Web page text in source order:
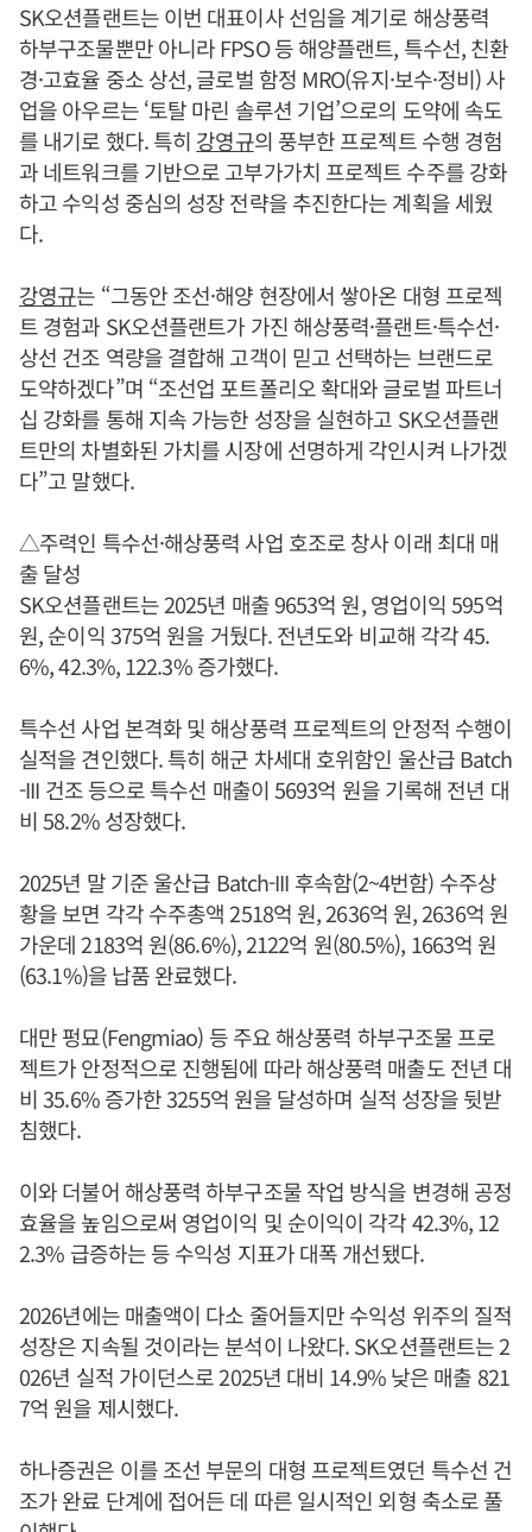
SK오션플랜트는 이번 대표이사 선임을 계기로 해상풍력
하부구조물뿐만 아니라 FPSO 등 해양플랜트, 특수선, 친환
경·고효율 중소 상선, 글로벌 함정 MRO(유지·보수·정비) 사
업을 아우르는 ‘토탈 마린 솔루션 기업’으로의 도약에 속도
를 내기로 했다. 특히 강영규의 풍부한 프로젝트 수행 경험
과 네트워크를 기반으로 고부가가치 프로젝트 수주를 강화
하고 수익성 중심의 성장 전략을 추진한다는 계획을 세웠
다.
강영규는 “그동안 조선·해양 현장에서 쌓아온 대형 프로젝
트 경험과 SK오션플랜트가 가진 해상풍력·플랜트·특수선·
상선 건조 역량을 결합해 고객이 믿고 선택하는 브랜드로
도약하겠다”며 “조선업 포트폴리오 확대와 글로벌 파트너
십 강화를 통해 지속 가능한 성장을 실현하고 SK오션플랜
트만의 차별화된 가치를 시장에 선명하게 각인시켜 나가겠
다”고 말했다.
△주력인 특수선·해상풍력 사업 호조로 창사 이래 최대 매
출 달성
SK오션플랜트는 2025년 매출 9653억 원, 영업이익 595억
원, 순이익 375억 원을 거뒀다. 전년도와 비교해 각각 45.
6%, 42.3%, 122.3% 증가했다.
특수선 사업 본격화 및 해상풍력 프로젝트의 안정적 수행이
실적을 견인했다. 특히 해군 차세대 호위함인 울산급 Batch
-III 건조 등으로 특수선 매출이 5693억 원을 기록해 전년 대
비 58.2% 성장했다.
2025년 말 기준 울산급 Batch-III 후속함(2~4번함) 수주상
황을 보면 각각 수주총액 2518억 원, 2636억 원, 2636억 원
가운데 2183억 원(86.6%), 2122억 원(80.5%), 1663억 원
(63.1%)을 납품 완료했다.
대만 펑묘(Fengmiao) 등 주요 해상풍력 하부구조물 프로
젝트가 안정적으로 진행됨에 따라 해상풍력 매출도 전년 대
비 35.6% 증가한 3255억 원을 달성하며 실적 성장을 뒷받
침했다.
이와 더불어 해상풍력 하부구조물 작업 방식을 변경해 공정
효율을 높임으로써 영업이익 및 순이익이 각각 42.3%, 12
2.3% 급증하는 등 수익성 지표가 대폭 개선됐다.
2026년에는 매출액이 다소 줄어들지만 수익성 위주의 질적
성장은 지속될 것이라는 분석이 나왔다. SK오션플랜트는 2
026년 실적 가이던스로 2025년 대비 14.9% 낮은 매출 821
7억 원을 제시했다.
하나증권은 이를 조선 부문의 대형 프로젝트였던 특수선 건
조가 완료 단계에 접어든 데 따른 일시적인 외형 축소로 풀